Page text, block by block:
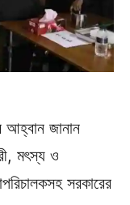
আহ্বান জানান
মৎস্য ও
সরকারের